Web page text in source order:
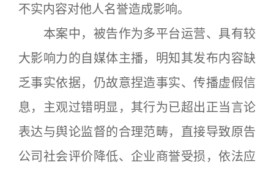
不实内容对他人名誉造成影响。
本案中，被告作为多平台运营、具有较
大影响力的自媒体主播，明知其发布内容缺
乏事实依据，仍故意捏造事实、传播虚假信
息，主观过错明显，其行为已超出正当言论
表达与舆论监督的合理范畴，直接导致原告
公司社会评价降低、企业商誉受损，依法应